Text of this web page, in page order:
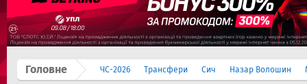
Головне ЧС-2026 Трансфери Сич Назар Волошин